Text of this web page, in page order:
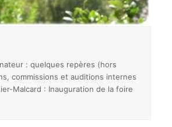
: quelques repères (hors
commissions et auditions internes
Malcard : Inauguration de la foire